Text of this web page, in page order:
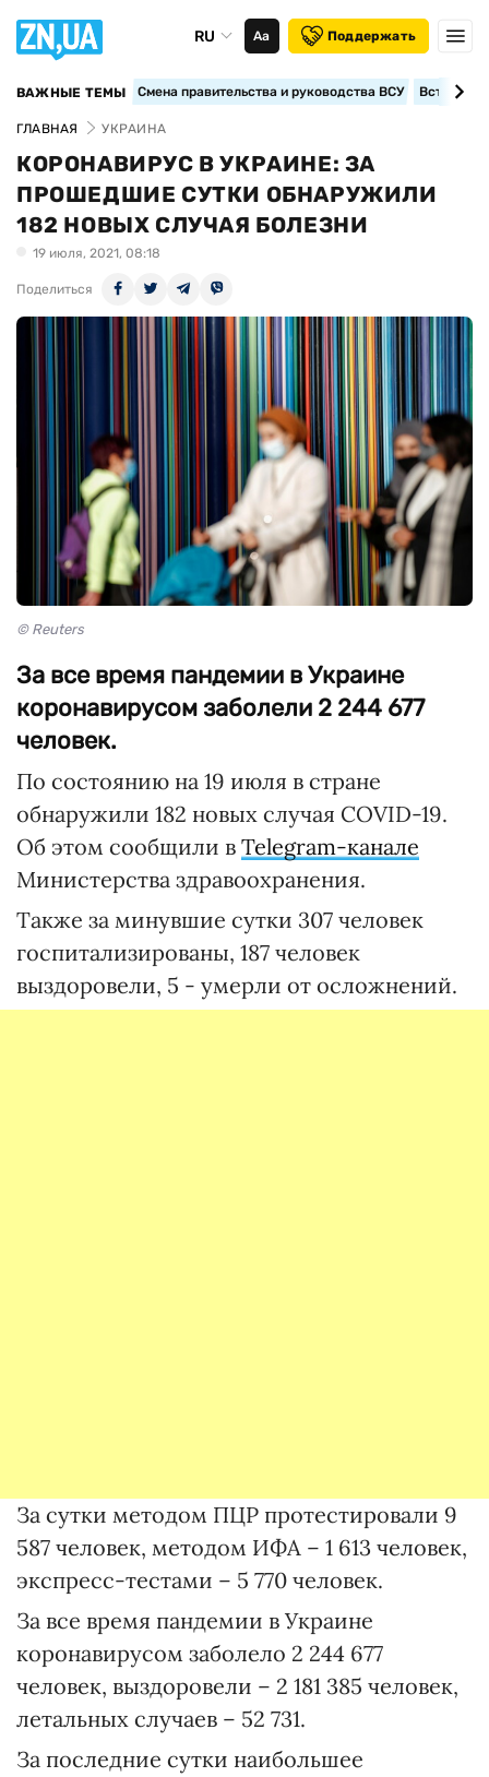
RU Аа Поддержать
ВАЖНЫЕ ТЕМЫ Смена правительства и руководства ВСУ
ГЛАВНАЯ УКРАИНА
КОРОНАВИРУС В УКРАИНЕ: ЗА
ПРОШЕДШИЕ СУТКИ ОБНАРУЖИЛИ
182 НОВЫХ СЛУЧАЯ БОЛЕЗНИ
19 июля, 2021, 08:18
Поделиться
© Reuters
За все время пандемии в Украине
коронавирусом заболели 2 244 677
человек.
По состоянию на 19 июля в стране
обнаружили 182 новых случая COVID-19.
Об этом сообщили в Telegram-канале
Министерства здравоохранения.
Также за минувшие сутки 307 человек
госпитализированы, 187 человек
выздоровели, 5 - умерли от осложнений.
За сутки методом ПЦР протестировали 9
587 человек, методом ИФА – 1 613 человек,
экспресс-тестами – 5 770 человек.
За все время пандемии в Украине
коронавирусом заболело 2 244 677
человек, выздоровели – 2 181 385 человек,
летальных случаев – 52 731.
За последние сутки наибольшее